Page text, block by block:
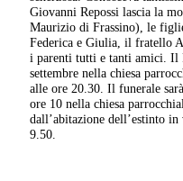
Giovanni Repossi lascia la
Maurizio di Frassino), le
Federica e Giulia, il fratello
i parenti tutti e tanti amici. Il
settembre nella chiesa
alle ore 20.30. Il funerale
ore 10 nella chiesa
dall’abitazione dell’estinto
9.50.